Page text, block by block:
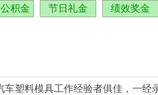
积金 节日礼金
绩效奖金
车塑料模具工作经验者俱佳，一经